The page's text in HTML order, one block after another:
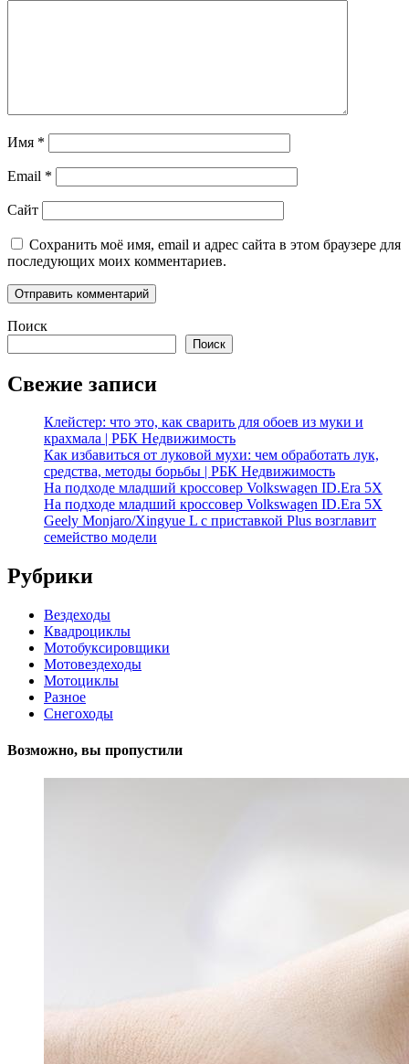
Имя *
Email *
Сайт
Сохранить моё имя, email и адрес сайта в этом браузере для
последующих моих комментариев.
Поиск
Поиск
Свежие записи
Клейстер: что это, как сварить для обоев из муки и
крахмала | РБК Недвижимость
Как избавиться от луковой мухи: чем обработать лук,
средства, методы борьбы | РБК Недвижимость
На подходе младший кроссовер Volkswagen ID.Era 5X
На подходе младший кроссовер Volkswagen ID.Era 5X
Geely Monjaro/Xingyue L с приставкой Plus возглавит
семейство модели
Рубрики
Вездеходы
Квадроциклы
Мотобуксировщики
Мотовездеходы
Мотоциклы
Разное
Снегоходы
Возможно, вы пропустили